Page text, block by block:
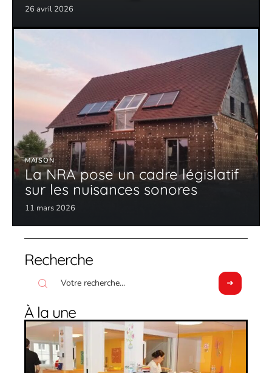
26 avril 2026
MAISON
La NRA pose un cadre législatif
sur les nuisances sonores
11 mars 2026
Recherche
À la une